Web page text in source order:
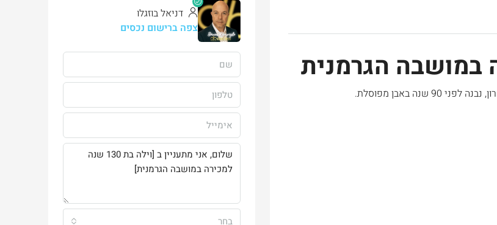
דניאל בוזגלו
צפה ברישום נכסים
בחר